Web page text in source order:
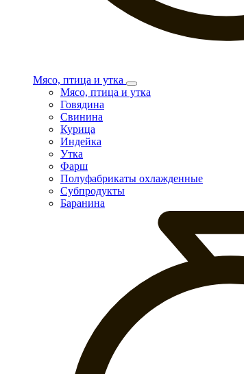
Мясо, птица и утка
Мясо, птица и утка
Говядина
Свинина
Курица
Индейка
Утка
Фарш
Полуфабрикаты охлажденные
Субпродукты
Баранина